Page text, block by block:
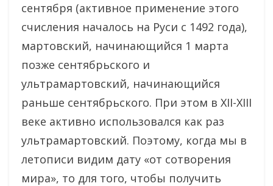
сентября (активное применение этого
счисления началось на Руси с 1492 года),
мартовский, начинающийся 1 марта
позже сентябрьского и
ультрамартовский, начинающийся
раньше сентябрьского. При этом в XII-XIII
веке активно использовался как раз
ультрамартовский. Поэтому, когда мы в
летописи видим дату «от сотворения
мира», то для того, чтобы получить